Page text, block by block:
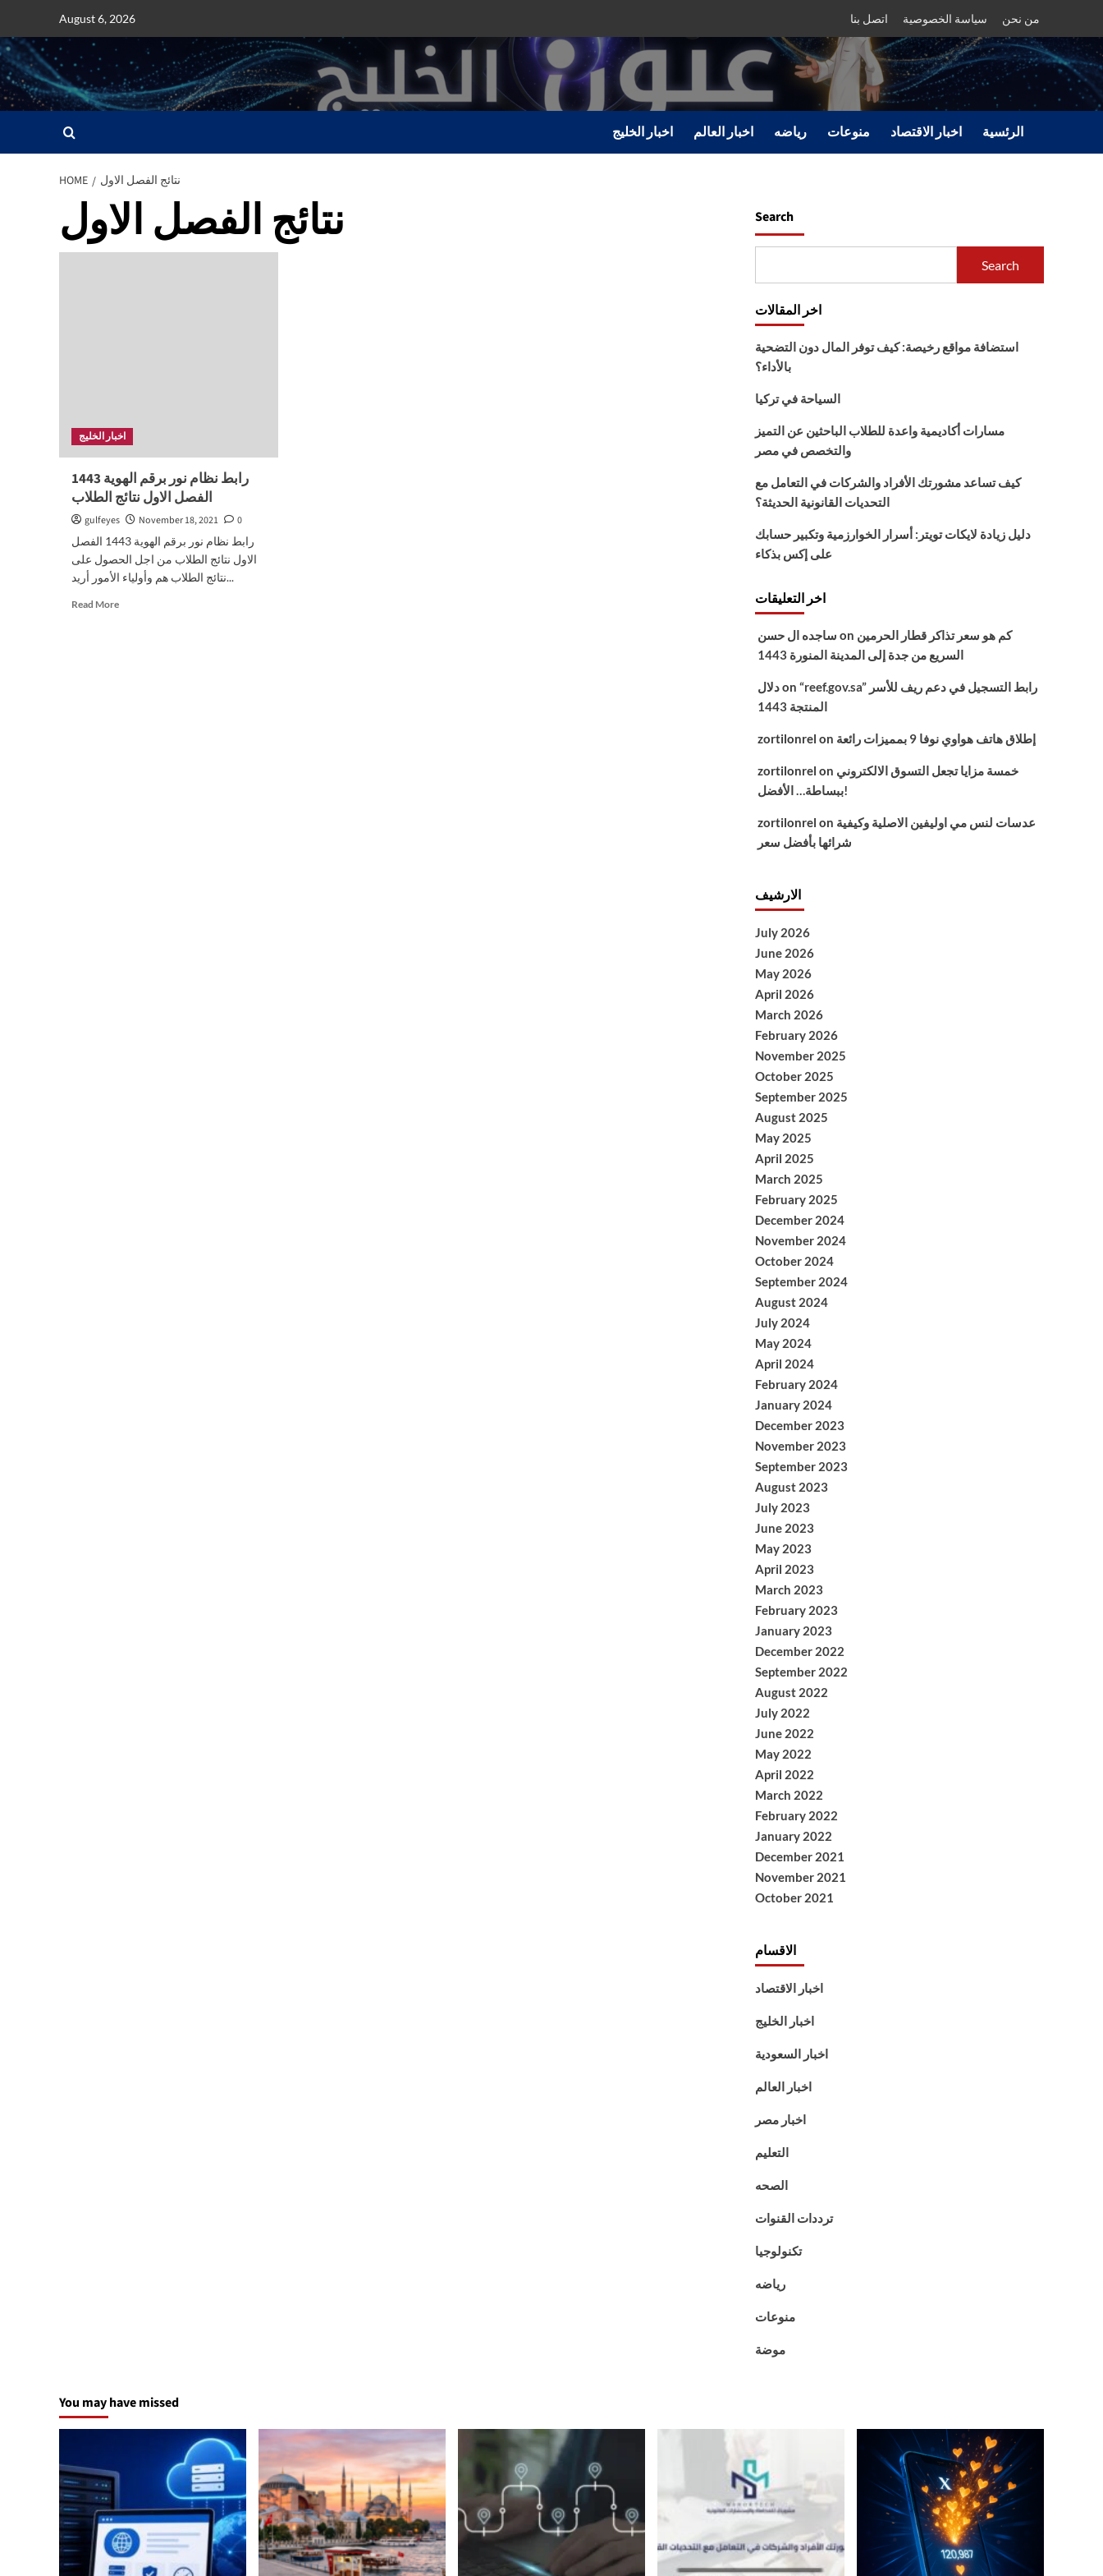
content
August 6, 2026 اتصل بنا سياسة الخصوصية من نحن
اخبار الخليج اخبار العالم رياضه منوعات اخبار الاقتصاد الرئسية
HOME نتائج الفصل الاول
نتائج الفصل الاول
اخبار الخليج
رابط نظام نور برقم الهوية 1443
الفصل الاول نتائج الطلاب
gulfeyes November 18, 2021
0
رابط نظام نور برقم الهوية 1443 الفصل
الاول نتائج الطلاب من اجل الحصول على
نتائج الطلاب هم وأولياء الأمور أريد...
Read MoreRead
Search
Search
اخر المقالات
استضافة مواقع رخيصة: كيف توفر المال دون التضحية
بالأداء؟
السياحة في تركيا
مسارات أكاديمية واعدة للطلاب الباحثين عن التميز
والتخصص في مصر
كيف تساعد مشورتك الأفراد والشركات في التعامل مع
التحديات القانونية الحديثة؟
دليل زيادة لايكات تويتر: أسرار الخوارزمية وتكبير حسابك
على إكس بذكاء
اخر التعليقات
ساجده ال حسن on كم هو سعر تذاكر قطار الحرمين
السريع من جدة إلى المدينة المنورة 1443
دلالon “reef.gov.sa” رابط التسجيل في دعم ريف للأسر
المنتجة 1443
zortilonrel on إطلاق هاتف هواوي نوفا 9 بمميزات رائعة
zortilonrel on خمسة مزايا تجعل التسوق الالكتروني
ببساطة… الأفضل!
zortilonrel on عدسات لنس مي اوليفين الاصلية وكيفية
شرائها بأفضل سعر
الارشيف
July 2026
June 2026
May 2026
April 2026
March 2026
February 2026
November 2025
October 2025
September 2025
August 2025
May 2025
April 2025
March 2025
February 2025
December 2024
November 2024
October 2024
September 2024
August 2024
July 2024
May 2024
April 2024
February 2024
January 2024
December 2023
November 2023
September 2023
August 2023
July 2023
June 2023
May 2023
April 2023
March 2023
February 2023
January 2023
December 2022
September 2022
August 2022
July 2022
June 2022
May 2022
April 2022
March 2022
February 2022
January 2022
December 2021
November 2021
October 2021
الاقسام
اخبار الاقتصاد
اخبار الخليج
اخبار السعودية
اخبار العالم
اخبار مصر
التعليم
الصحه
ترددات القنوات
تكنولوجيا
رياضه
منوعات
موضة
You may have missed